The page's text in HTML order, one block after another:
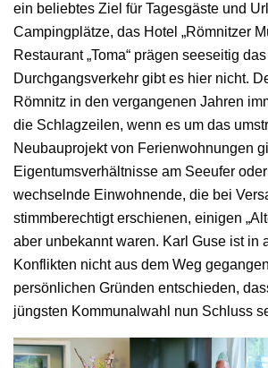
ein beliebtes Ziel für Tagesgäste und
Campingplätze, das Hotel „Römnitzer
Restaurant „Toma“ prägen seeseitig
Durchgangsverkehr gibt es hier nicht.
Römnitz in den vergangenen Jahren
die Schlagzeilen, wenn es um das
Neubauprojekt von Ferienwohnungen
Eigentumsverhältnisse am Seeufer
wechselnde Einwohnende, die bei
stimmberechtigt erschienen, einigen
aber unbekannt waren. Karl Guse ist in
Konflikten nicht aus dem Weg
persönlichen Gründen entschieden,
jüngsten Kommunalwahl nun Schluss